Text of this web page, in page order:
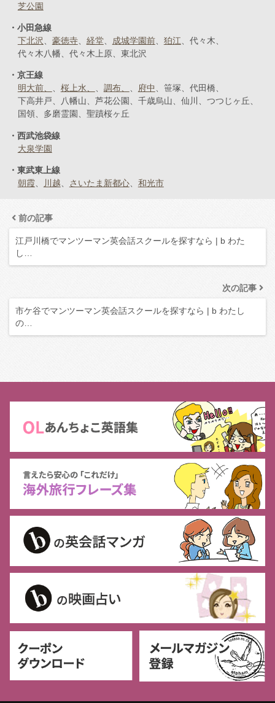
芝公園
小田急線
下北沢
豪徳寺 経堂 成城学園前 狛江
代々木
代々木八幡
代々木上原 東北沢
京王線
明大前、
桜上水、 調布、 府中 笹塚
代田橋
下高井戸
八幡山 芦花公園 千歳烏山 仙川
つつじヶ丘
国領
多磨霊園 聖蹟桜ヶ丘
西武池袋線
大泉学園
東武東上線
朝霞
川越 さいたま新都心 和光市
前の記事
江戸川橋でマンツーマン英会話スクールを探すなら | b わた
し…
次の記事
市ケ谷でマンツーマン英会話スクールを探すなら | b わたし
の…